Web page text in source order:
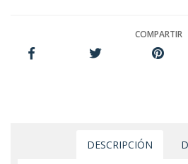
COMPARTIR
DESCRIPCIÓN